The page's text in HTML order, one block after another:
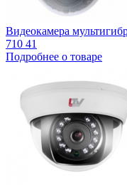
Видеокамера
710 41
Подробнее о товаре